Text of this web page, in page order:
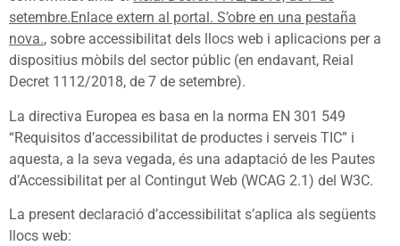
setembre.Enlace extern al portal. S’obre en una pestaña
nova., sobre accessibilitat dels llocs web i aplicacions per a
dispositius mòbils del sector públic (en endavant, Reial
Decret 1112/2018, de 7 de setembre).
La directiva Europea es basa en la norma EN 301 549
“Requisitos d’accessibilitat de productes i serveis TIC” i
aquesta, a la seva vegada, és una adaptació de les Pautes
d’Accessibilitat per al Contingut Web (WCAG 2.1) del W3C.
La present declaració d’accessibilitat s’aplica als següents
llocs web: